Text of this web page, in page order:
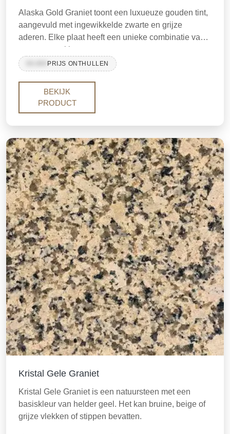
Alaska Gold Graniet toont een luxueuze gouden tint,
aangevuld met ingewikkelde zwarte en grijze
aderen. Elke plaat heeft een unieke combinatie van
patronen en kleuren, wat zorgt voor een
onderscheidend uiterlijk, waardoor elk stuk echt
uitzonderlijk is. Deze variant van Alaska Graniet
White, en presenteert een verbluffende en
onderscheidende steenoptie.
PRIJS ONTHULLEN
BEKIJK
PRODUCT
Kristal Gele Graniet
Kristal Gele Graniet is een natuursteen met een
basiskleur van helder geel. Het kan bruine, beige of
grijze vlekken of stippen bevatten.